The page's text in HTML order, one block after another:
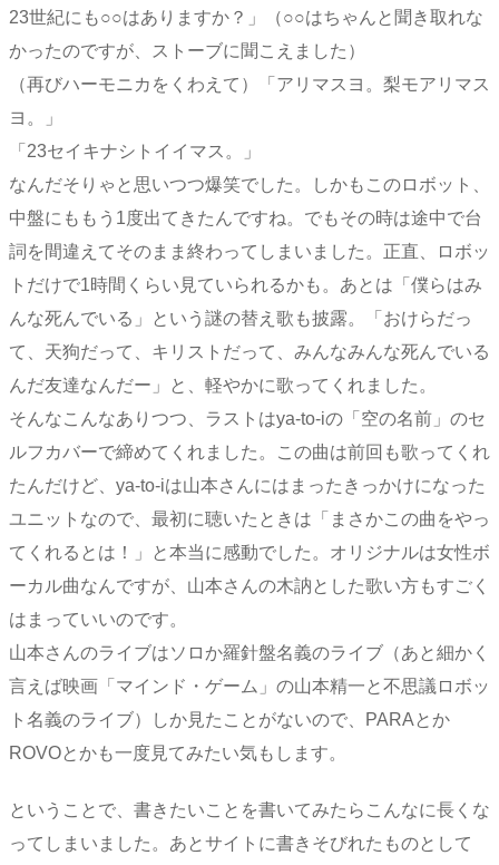
23世紀にも○○はありますか？」（○○はちゃんと聞き取れな
かったのですが、ストーブに聞こえました）
（再びハーモニカをくわえて）「アリマスヨ。梨モアリマス
ヨ。」
「23セイキナシトイイマス。」
なんだそりゃと思いつつ爆笑でした。しかもこのロボット、
中盤にももう1度出てきたんですね。でもその時は途中で台
詞を間違えてそのまま終わってしまいました。正直、ロボッ
トだけで1時間くらい見ていられるかも。あとは「僕らはみ
んな死んでいる」という謎の替え歌も披露。「おけらだっ
て、天狗だって、キリストだって、みんなみんな死んでいる
んだ友達なんだー」と、軽やかに歌ってくれました。
そんなこんなありつつ、ラストはya-to-iの「空の名前」のセ
ルフカバーで締めてくれました。この曲は前回も歌ってくれ
たんだけど、ya-to-iは山本さんにはまったきっかけになった
ユニットなので、最初に聴いたときは「まさかこの曲をやっ
てくれるとは！」と本当に感動でした。オリジナルは女性ボ
ーカル曲なんですが、山本さんの木訥とした歌い方もすごく
はまっていいのです。
山本さんのライブはソロか羅針盤名義のライブ（あと細かく
言えば映画「マインド・ゲーム」の山本精一と不思議ロボッ
ト名義のライブ）しか見たことがないので、PARAとか
ROVOとかも一度見てみたい気もします。
ということで、書きたいことを書いてみたらこんなに長くな
ってしまいました。あとサイトに書きそびれたものとして